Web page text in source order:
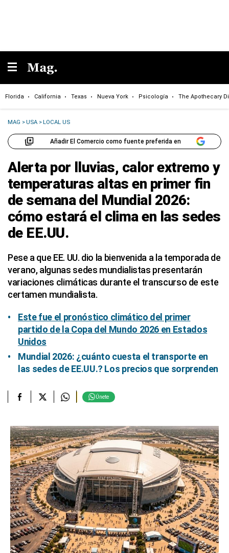
Florida California Texas Nueva York Psicología The Apothecary
MAG >USA >LOCAL US
Añadir El Comercio como fuente preferida en
Alerta por lluvias, calor extremo y
temperaturas altas en primer fin
de semana del Mundial 2026:
cómo estará el clima en las sedes
de EE.UU.
Pese a que EE. UU. dio la bienvenida a la temporada de
verano, algunas sedes mundialistas presentarán
variaciones climáticas durante el transcurso de este
certamen mundialista.
Este fue el pronóstico climático del primer
partido de la Copa del Mundo 2026 en Estados
Unidos
Mundial 2026: ¿cuánto cuesta el transporte en
las sedes de EE.UU.? Los precios que sorprenden
Únete